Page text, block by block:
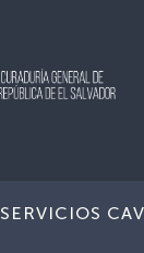
SERVICIOS